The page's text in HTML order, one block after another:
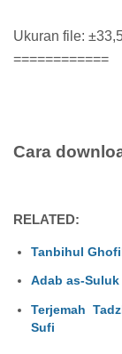
Ukuran file:
============
Cara
RELATED:
Tanbihul
Adab as-
Terjemah
Sufi